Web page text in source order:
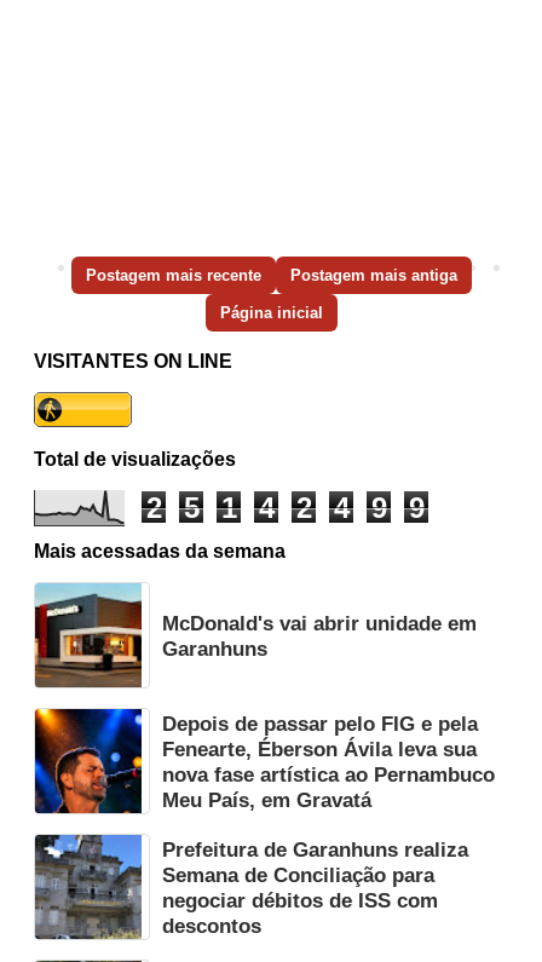
Postagem mais recente Postagem mais antiga
Página inicial
VISITANTES ON LINE
Total de visualizações
2 5 1 4 2 4 9 9
Mais acessadas da semana
McDonald's vai abrir unidade em
Garanhuns
Depois de passar pelo FIG e pela
Fenearte, Éberson Ávila leva sua
nova fase artística ao Pernambuco
Meu País, em Gravatá
Prefeitura de Garanhuns realiza
Semana de Conciliação para
negociar débitos de ISS com
descontos